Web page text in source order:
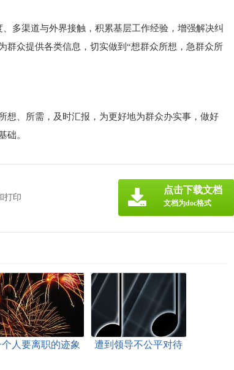
多渠道与外界接触，积累基层工作经验，增强解决纠
群众提供各类信息，切实做到“想群众所想，急群众所
想、所需，及时汇报，为更好地为群众办实事，做好
础。
打印
点击下载文档
文档为doc格式
人要离职的迹象
遭到领导不公平对待